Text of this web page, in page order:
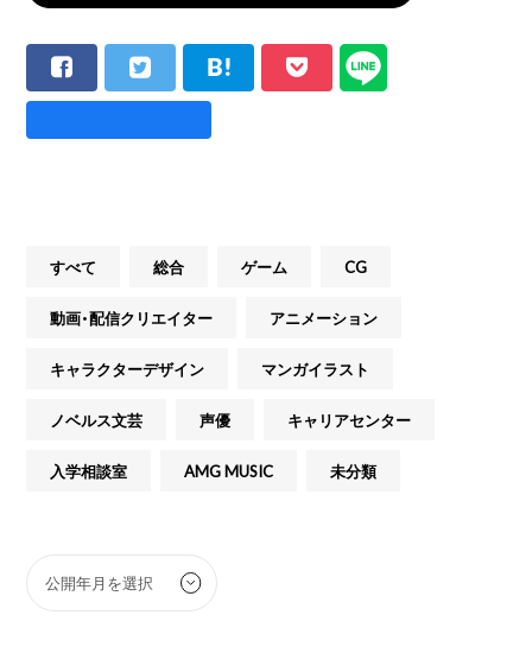
すべて 総合 ゲーム CG
動画・配信クリエイター アニメーション
キャラクターデザイン マンガイラスト
ノベルス文芸 声優 キャリアセンター
入学相談室 AMG MUSIC 未分類